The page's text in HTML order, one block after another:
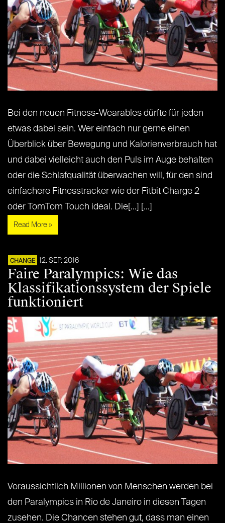
Bei den neuen Fitness-Wearables dürfte für jeden
etwas dabei sein. Wer einfach nur gerne einen
Überblick über Bewegung und Kalorienverbrauch hat
und dabei vielleicht auch den Puls im Auge behalten
oder die Schlafqualität überwachen will, für den sind
einfachere Fitnesstracker wie der Fitbit Charge 2
oder TomTom Touch ideal. Die[...] [...]
Read More »
CHANGE 12. SEP. 2016
Faire Paralympics: Wie das
Klassifikationssystem der Spiele
funktioniert
Voraussichtlich Millionen von Menschen werden bei
den Paralympics in Rio de Janeiro in diesen Tagen
zusehen. Die Chancen stehen gut, dass man einen